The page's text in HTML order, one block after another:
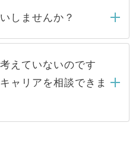
ため 人気のある医療機
と、応募が殺到する場
る条件に合った人材の
依頼するケースが増え
先から内定をいただい
ありません。内定先へ
リアパートナーが行い
しませんか？
ることはありませんの
。当サイトからの登録
録者様の個人情報は、
ップおよび転職活動の
たします。お預かりし
データはご本人の許可
えていないのです
ャリアを相談できま